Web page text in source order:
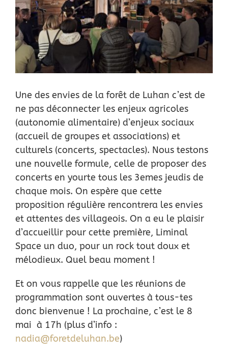
Location
Actus
Nous soutenir
Remerciements
Contact
Une des envies de la forêt de Luhan c’est de
ne pas déconnecter les enjeux agricoles
(autonomie alimentaire) d’enjeux sociaux
(accueil de groupes et associations) et
culturels (concerts, spectacles). Nous testons
une nouvelle formule, celle de proposer des
concerts en yourte tous les 3emes jeudis de
chaque mois. On espère que cette
proposition régulière rencontrera les envies
et attentes des villageois. On a eu le plaisir
d’accueillir pour cette première, Liminal
Space un duo, pour un rock tout doux et
mélodieux. Quel beau moment !
Et on vous rappelle que les réunions de
programmation sont ouvertes à tous-tes
donc bienvenue ! La prochaine, c’est le 8
mai à 17h (plus d’info :
nadia@foretdeluhan.be)